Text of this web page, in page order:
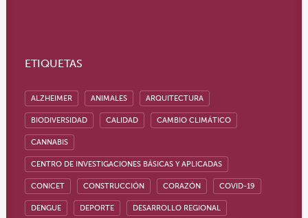
ETIQUETAS
ALZHEIMER ANIMALES ARQUITECTURA
BIODIVERSIDAD CALIDAD CAMBIO CLIMÁTICO
CANNABIS
CENTRO DE INVESTIGACIONES BÁSICAS Y APLICADAS
CONICET CONSTRUCCIÓN CORAZÓN COVID-19
DENGUE DEPORTE DESARROLLO REGIONAL